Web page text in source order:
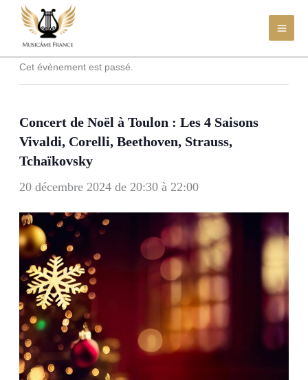
contenu
Cet évènement est passé.
Concert de Noël à Toulon : Les 4 Saisons
Vivaldi, Corelli, Beethoven, Strauss,
Tchaïkovsky
20 décembre 2024 de 20:30à 22:00